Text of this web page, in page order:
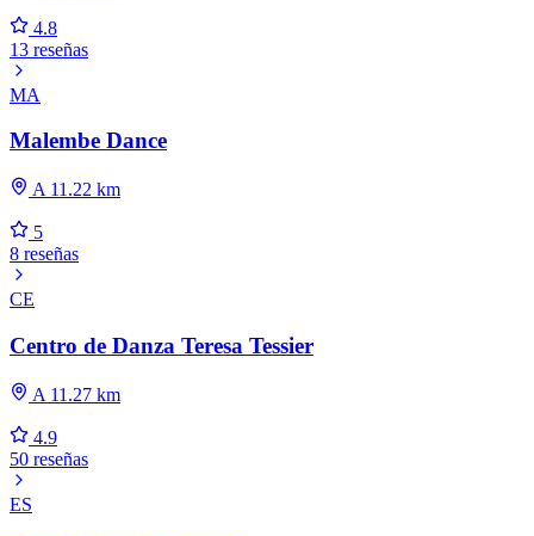
4.8
13 reseñas
MA
Malembe Dance
A 11.22 km
5
8 reseñas
CE
Centro de Danza Teresa Tessier
A 11.27 km
4.9
50 reseñas
ES